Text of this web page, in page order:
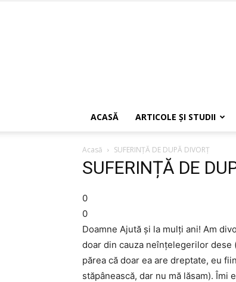
ACASĂ ARTICOLE ŞI STUDII
Acasă SUFERINȚĂ DE DUPĂ DIVORȚ
SUFERINȚĂ DE
0
0
Doamne Ajută și la mulți ani! Am
doar din cauza neînțelegerilor
părea că doar ea are dreptate, eu
stăpânească, dar nu mă lăsam).